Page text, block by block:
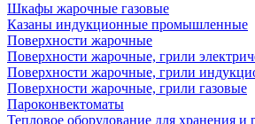
Шкафы жарочные газовые
Казаны индукционные промышленные
Поверхности жарочные
Поверхности жарочные, грили
Поверхности жарочные, грили
Поверхности жарочные, грили газовые
Пароконвектоматы
Тепловое оборудование для хранения и